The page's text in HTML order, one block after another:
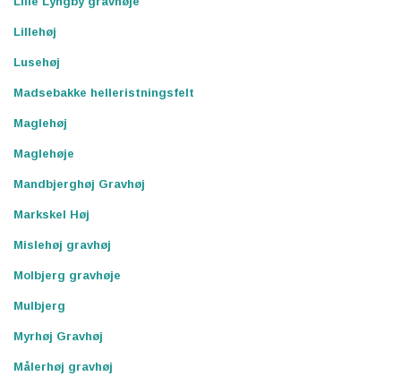
Lillehøj
Lusehøj
Madsebakke helleristningsfelt
Maglehøj
Maglehøje
Mandbjerghøj Gravhøj
Markskel Høj
Mislehøj gravhøj
Molbjerg gravhøje
Mulbjerg
Myrhøj Gravhøj
Målerhøj gravhøj